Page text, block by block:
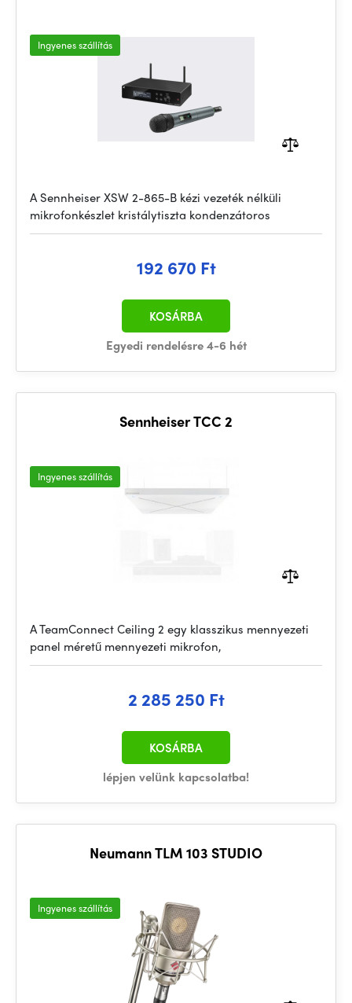
Ingyenes szállítás
A Sennheiser XSW 2-865-B kézi vezeték nélküli
mikrofonkészlet kristálytiszta kondenzátoros
192 670 Ft
Egyedi rendelésre 4-6 hét
KOSÁRBA
Sennheiser TCC 2
Ingyenes szállítás
A TeamConnect Ceiling 2 egy klasszikus mennyezeti
panel méretű mennyezeti mikrofon,
2 285 250 Ft
lépjen velünk kapcsolatba!
KOSÁRBA
Neumann TLM 103 STUDIO
Ingyenes szállítás